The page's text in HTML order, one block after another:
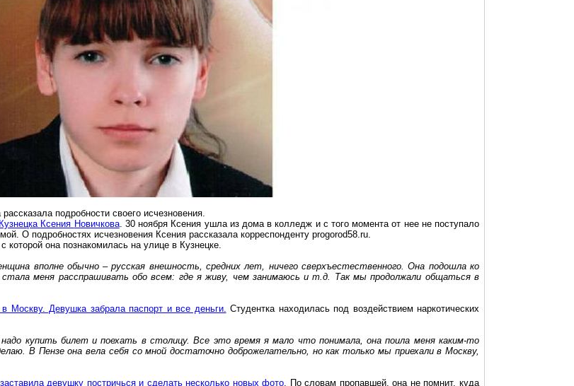
подробности своего исчезновения.
Ксения Новичкова. 30 ноября Ксения ушла из дома в колледж и с того момента от нее не поступало
О подробностях исчезновения Ксения рассказала корреспонденту progorod58.ru.
она познакомилась на улице в Кузнецке.
вполне обычно – русская внешность,средних лет, ничего сверхъестественного. Она подошла ко
стала меня расспрашивать обо всем: где я живу, чем занимаюсь и т.д. Так мы продолжали общаться в
Москву. Девушка забрала паспорт и все деньги. Студентка находилась под воздействием наркотических
купить билет и поехать в столицу. Все это время я мало что понимала, она поила меня каким-то
В Пензе она вела себя со мной достаточно доброжелательно, но как только мы приехали в Москву,
девушку постричься и сделать несколько новых фото. По словам пропавшей, она не помнит, куда